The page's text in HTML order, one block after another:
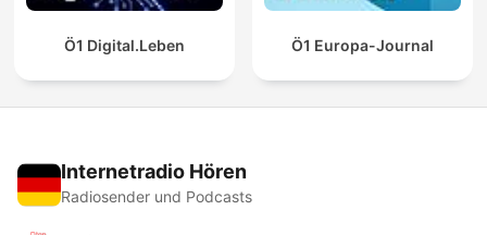
Ö1 Digital.Leben Ö1 Europa-Journal
Internetradio Hören
Radiosender und Podcasts